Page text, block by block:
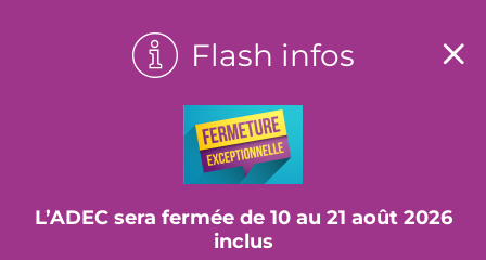
Flash infos
L’ADEC sera fermée de 10 au 21 août 2026
inclus